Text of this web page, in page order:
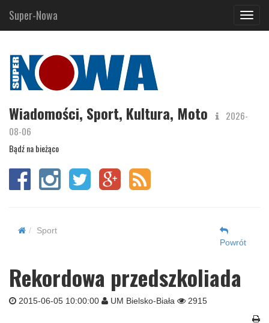
Super-Nowa
Wiadomości, Sport, Kultura, Moto
2026-
08-06
Bądź na bieżąco
Sport
Powrót
Rekordowa przedszkoliada
2015-06-05 10:00:00 UM Bielsko-Biała 2915